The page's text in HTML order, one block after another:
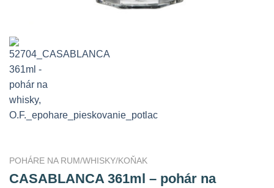
POHÁRE NA RUM/WHISKY/KOŇAK
CASABLANCA 361ml – pohár na